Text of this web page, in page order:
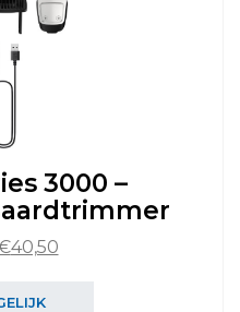
3000 –
40,50Huidige